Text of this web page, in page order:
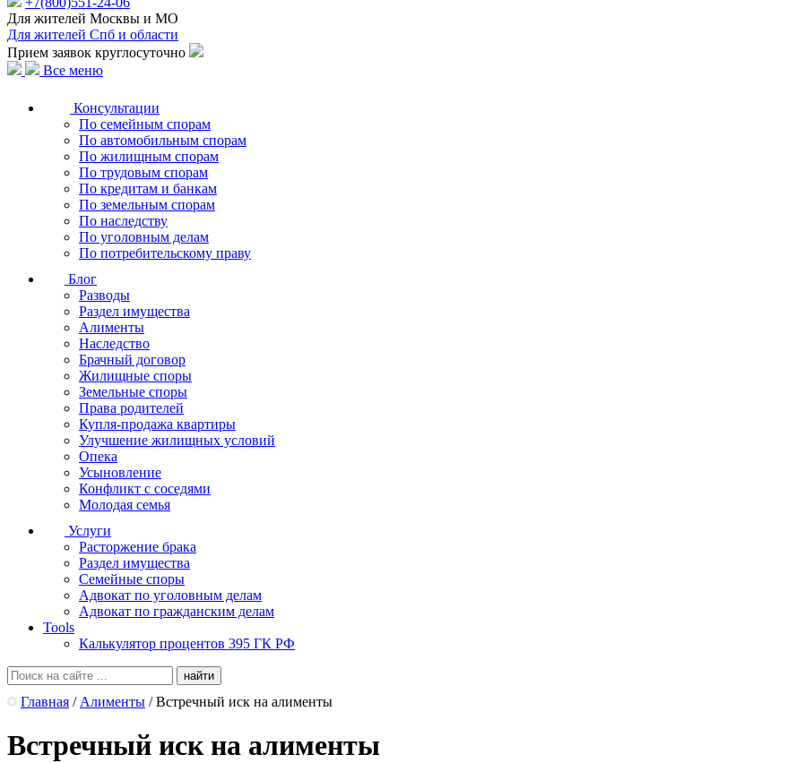
Для жителей Москвы и МО
Для жителей Спб и области
Прием заявок круглосуточно
Все меню
Консультации
По семейным спорам
По автомобильным спорам
По жилищным спорам
По трудовым спорам
По кредитам и банкам
По земельным спорам
По наследству
По уголовным делам
По потребительскому праву
Блог
Разводы
Раздел имущества
Алименты
Наследство
Брачный договор
Жилищные споры
Земельные споры
Права родителей
Купля-продажа квартиры
Улучшение жилищных условий
Опека
Усыновление
Конфликт с соседями
Молодая семья
Услуги
Расторжение брака
Раздел имущества
Семейные споры
Адвокат по уголовным делам
Адвокат по гражданским делам
Tools
Калькулятор процентов 395 ГК РФ
Главная / Алименты / Встречный иск на алименты
Встречный иск на алименты